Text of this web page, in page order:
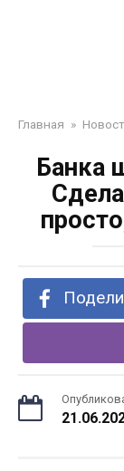
Главная »
Банка